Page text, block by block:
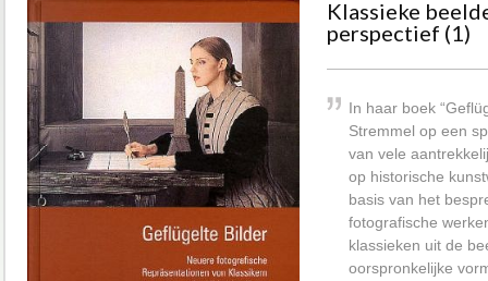
Klassieke
perspectief (1)
In haar boek
Stremmel op een
van vele
op historische
basis van het
fotografische
klassieken uit de
oorspronkelijke